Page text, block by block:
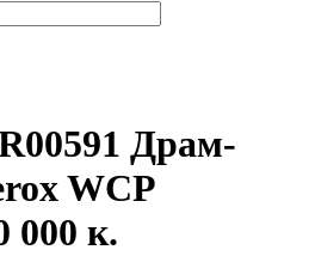
Драм-
WCP
000 к.